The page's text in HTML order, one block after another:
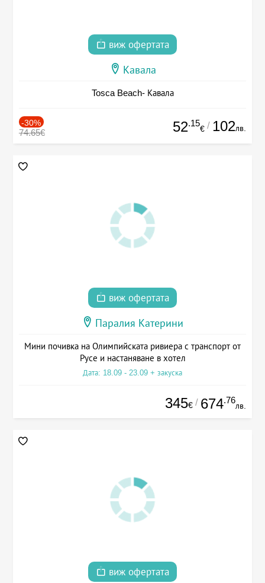
виж офертата
Кавала
Tosca Beach- Кавала
-30%
74.65€ 52.15
€ / 102лв.
виж офертата
Паралия Катерини
Мини почивка на Олимпийската ривиера с транспорт от
Русе и настаняване в хотел
Дата: 18.09 - 23.09 + закуска
345€ / 674.76
лв.
виж офертата